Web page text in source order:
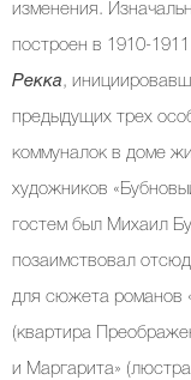
изменения.
построен в 1910-
Рекка,
предыдущих трех
коммуналок в доме
художников
гостем был Михаил
позаимствовал
для сюжета романов
(квартира
и Маргарита»